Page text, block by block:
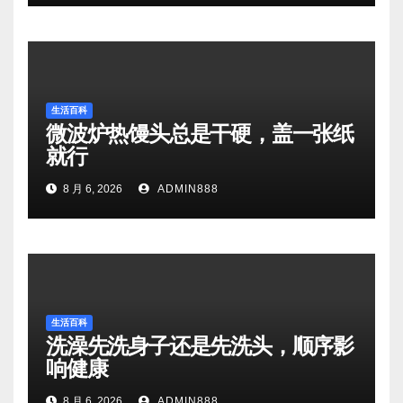
生活百科
微波炉热馒头总是干硬，盖一张纸
就行
8 月 6, 2026 ADMIN888
生活百科
洗澡先洗身子还是先洗头，顺序影
响健康